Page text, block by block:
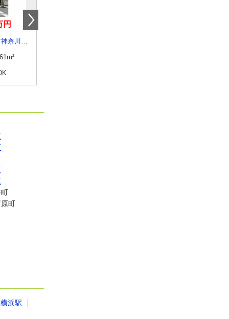
円
神奈川県横浜市神奈川区子安通３丁目
町
横浜駅